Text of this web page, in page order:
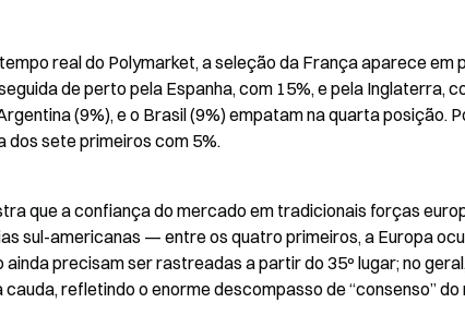
real do Polymarket, a seleção da França aparece em
de perto pela Espanha, com 15%, e pela Inglaterra,
(9%), e o Brasil (9%) empatam na quarta posição.
dos sete primeiros com 5%.
que a confiança do mercado em tradicionais forças
sul-americanas — entre os quatro primeiros, a Europa
ainda precisam ser rastreadas a partir do 35º lugar; no
refletindo o enorme descompasso de “consenso”